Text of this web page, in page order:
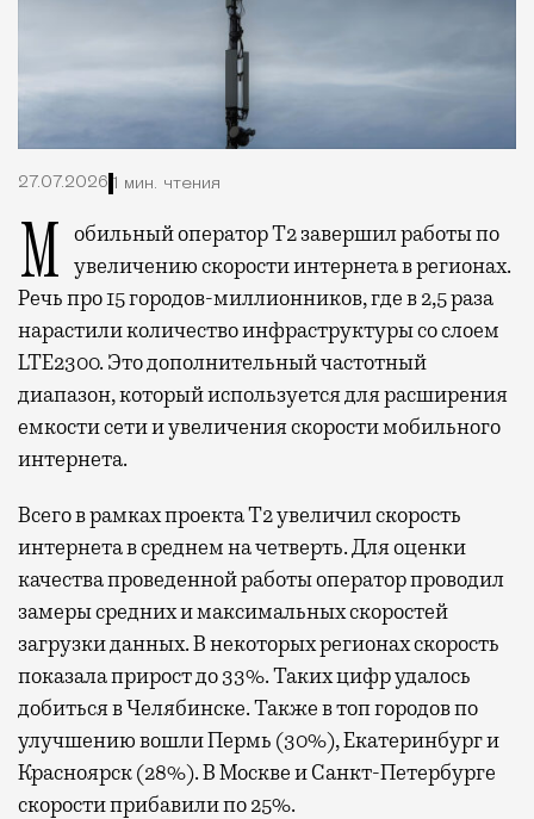
27.07.2026 1 мин. чтения
Мобильный оператор Т2 завершил работы по увеличению скорости интернета в регионах.
Речь про 15 городов-миллионников, где в 2,5 раза
нарастили количество инфраструктуры со слоем
LTE2300. Это дополнительный частотный
диапазон, который используется для расширения
емкости сети и увеличения скорости мобильного
интернета.
Всего в рамках проекта Т2 увеличил скорость
интернета в среднем на четверть. Для оценки
качества проведенной работы оператор проводил
замеры средних и максимальных скоростей
загрузки данных. В некоторых регионах скорость
показала прирост до 33%. Таких цифр удалось
добиться в Челябинске. Также в топ городов по
улучшению вошли Пермь (30%), Екатеринбург и
Красноярск (28%). В Москве и Санкт-Петербурге
скорости прибавили по 25%.